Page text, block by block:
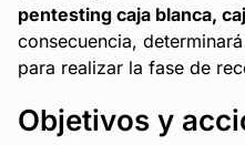
pentesting caja blanca,
consecuencia,
para realizar la fase de
Objetivos y